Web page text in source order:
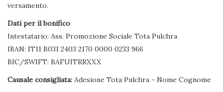
versamento.
Dati per il bonifico
Intestatario: Ass. Promozione Sociale Tota Pulchra
IBAN: IT11 B031 2403 2170 0000 0233 966
BIC/SWIFT: BAFUITRRXXX
Causale consigliata: Adesione Tota Pulchra - Nome Cognome